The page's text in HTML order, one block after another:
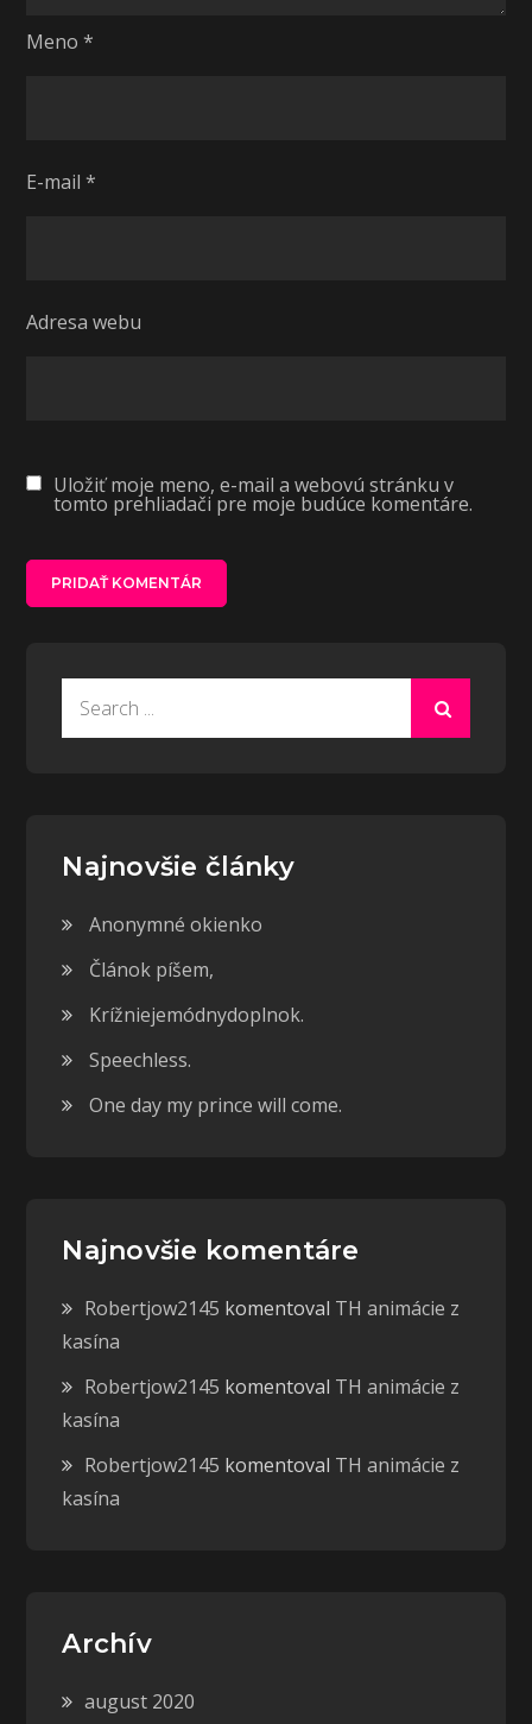
Meno*
E-mail*
Adresa webu
Uložiť moje meno, e-mail a webovú stránku v
tomto prehliadači pre moje budúce komentáre.
Najnovšie články
Anonymné okienko
Článok píšem,
Krížniejemódnydoplnok.
Speechless.
One day my prince will come.
Najnovšie komentáre
Robertjow2145 komentoval TH animácie z
kasína
Robertjow2145 komentoval TH animácie z
kasína
Robertjow2145 komentoval TH animácie z
kasína
Archív
august 2020